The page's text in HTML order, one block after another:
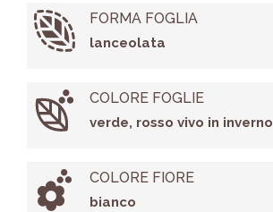
FORMA FOGLIA
lanceolata
COLORE FOGLIE
verde, rosso vivo in inverno
COLORE FIORE
bianco